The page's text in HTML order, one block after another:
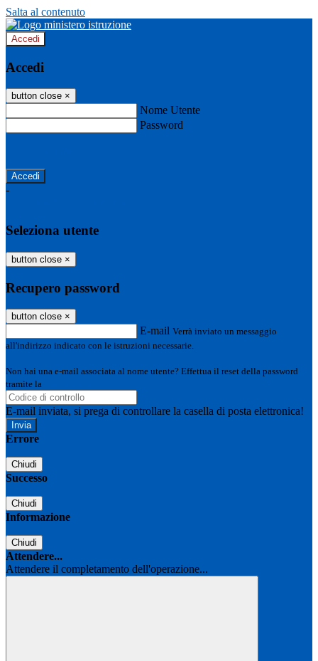
Salta al contenuto
Accedi
Accedi
button close ×
Nome Utente
Password
-
Seleziona utente
button close ×
Recupero password
button close ×
E-mail Verrà inviato un messaggio
all'indirizzo indicato con le istruzioni necessarie.
Non hai una e-mail associata al nome utente? Effettua il reset della password
tramite la
E-mail inviata, si prega di controllare la casella di posta elettronica!
Errore
Chiudi
Successo
Chiudi
Informazione
Chiudi
Attendere...
Attendere il completamento dell'operazione...